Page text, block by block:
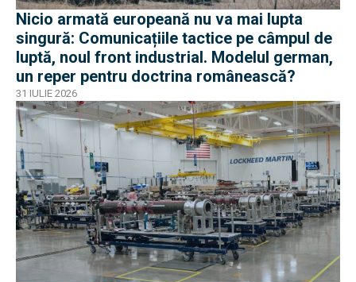
Nicio armată europeană nu va mai lupta
singură: Comunicațiile tactice pe câmpul de
luptă, noul front industrial. Modelul german,
un reper pentru doctrina românească?
31 IULIE 2026